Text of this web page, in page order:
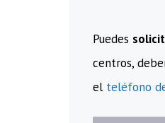
Puedes
centros,
el teléfono